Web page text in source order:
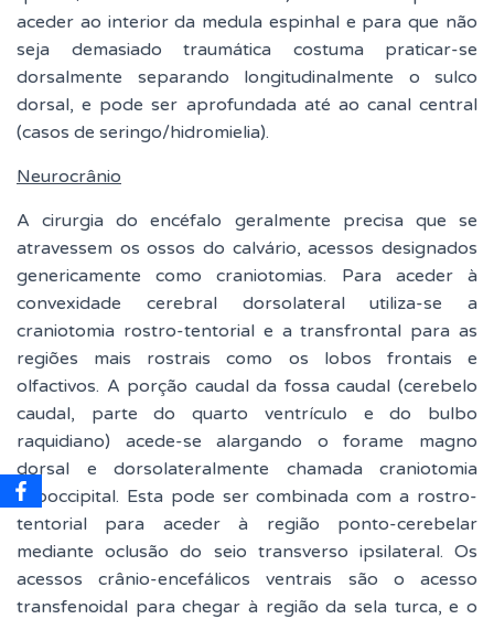
aceder ao interior da medula espinhal e para que não
seja demasiado traumática costuma praticar-se
dorsalmente separando longitudinalmente o sulco
dorsal, e pode ser aprofundada até ao canal central
(casos de seringo/hidromielia).
Neurocrânio
A cirurgia do encéfalo geralmente precisa que se
atravessem os ossos do calvário, acessos designados
genericamente como craniotomias. Para aceder à
convexidade cerebral dorsolateral utiliza-se a
craniotomia rostro-tentorial e a transfrontal para as
regiões mais rostrais como os lobos frontais e
olfactivos. A porção caudal da fossa caudal (cerebelo
caudal, parte do quarto ventrículo e do bulbo
raquidiano) acede-se alargando o forame magno
dorsal e dorsolateralmente chamada craniotomia
suboccipital. Esta pode ser combinada com a rostro-
tentorial para aceder à região ponto-cerebelar
mediante oclusão do seio transverso ipsilateral. Os
acessos crânio-encefálicos ventrais são o acesso
transfenoidal para chegar à região da sela turca, e o